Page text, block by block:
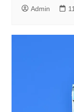
Admin